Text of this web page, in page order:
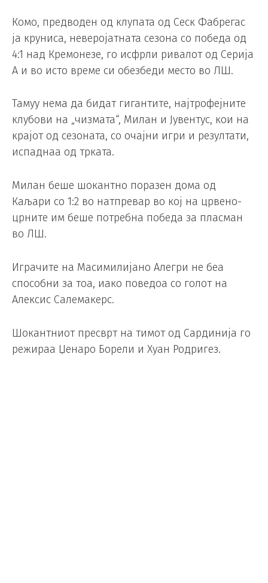
Комо, предводен од клупата од Сеск Фабрегас
ја круниса, неверојатната сезона со победа од
4:1 над Кремонезе, го исфрли ривалот од Серија
А и во исто време си обезбеди место во ЛШ.
Тамуу нема да бидат гигантите, најтрофејните
клубови на „чизмата“, Милан и Јувентус, кои на
крајот од сезоната, со очајни игри и резултати,
испаднаа од трката.
Милан беше шокантно поразен дома од
Каљари со 1:2 во натпревар во кој на црвено-
црните им беше потребна победа за пласман
во ЛШ.
Играчите на Масимилијано Алегри не беа
способни за тоа, иако поведоа со голот на
Алексис Салемакерс.
Шокантниот пресврт на тимот од Сардинија го
режираа Џенаро Борели и Хуан Родригез.